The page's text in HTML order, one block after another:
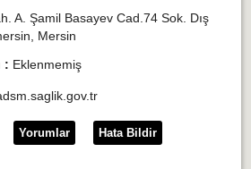
A. Şamil Basayev Cad.74 Sok. Dış
Mersin
: Eklenmemiş
Yorumlar Hata Bildir